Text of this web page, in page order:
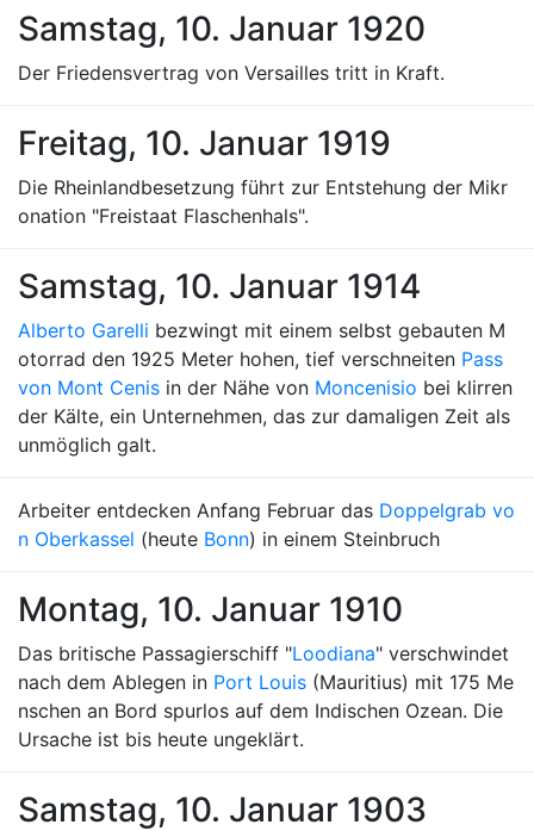
Samstag, 10. Januar 1920
Der Friedensvertrag von Versailles tritt in Kraft.
Freitag, 10. Januar 1919
Die Rheinlandbesetzung führt zur Entstehung der Mikr
onation "Freistaat Flaschenhals".
Samstag, 10. Januar 1914
Alberto Garelli bezwingt mit einem selbst gebauten M
otorrad den 1925 Meter hohen, tief verschneiten Pass
von Mont Cenis in der Nähe von Moncenisio bei klirren
der Kälte, ein Unternehmen, das zur damaligen Zeit als
unmöglich galt.
Arbeiter entdecken Anfang Februar das Doppelgrab vo
n Oberkassel (heute Bonn) in einem Steinbruch
Montag, 10. Januar 1910
Das britische Passagierschiff "Loodiana" verschwindet
nach dem Ablegen in Port Louis (Mauritius) mit 175 Me
nschen an Bord spurlos auf dem Indischen Ozean. Die
Ursache ist bis heute ungeklärt.
Samstag, 10. Januar 1903